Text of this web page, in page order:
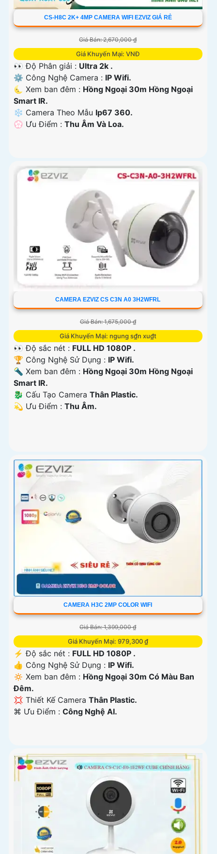
CS-H8C 2K+ 4MP CAMERA WIFI EZVIZ GIÁ RẺ
Giá Bán: 2,670,000 ₫
Giá Khuyến Mại: VNĐ
👀 Độ Phân giải : Ultra 2k .
⚙ Công Nghệ Camera : IP Wifi.
🌜 Xem ban đêm : Hồng Ngoại 30m Hồng Ngoại
Smart IR.
❄ Camera Theo Mẫu Ip67 360.
️💮 Ưu Điểm : Thu Âm Và Loa.
CAMERA EZVIZ CS C3N A0 3H2WFRL
Giá Bán: 1,675,000 ₫
Giá Khuyến Mại: ngung s₫n xu₫t
👀 Độ sắc nét : FULL HD 1080P .
🏆 Công Nghệ Sử Dụng : IP Wifi.
🔦 Xem ban đêm : Hồng Ngoại 30m Hồng Ngoại
Smart IR.
🐉️ Cấu Tạo Camera Thân Plastic.
️💫 Ưu Điểm : Thu Âm.
CAMERA H3C 2MP COLOR WIFI
Giá Bán: 1,399,000 ₫
Giá Khuyến Mại: 979,300 ₫
️⚡ Độ sắc nét : FULL HD 1080P .
👍 Công Nghệ Sử Dụng : IP Wifi.
🔅 Xem ban đêm : Hồng Ngoại 30m Có Màu Ban
Ðêm.
💢 Thiết Kế Camera Thân Plastic.
️⌘ Ưu Điểm : Công Nghệ AI.